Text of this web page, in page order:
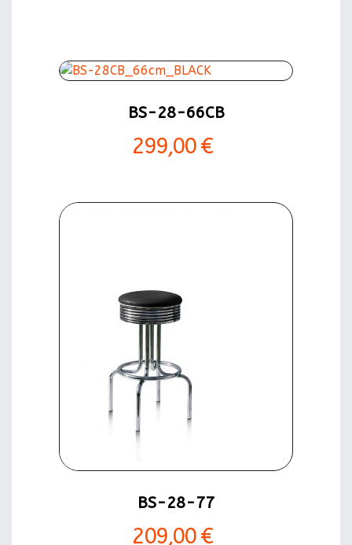
BS-28-66CB
299,00 €
BS-28-77
209,00 €